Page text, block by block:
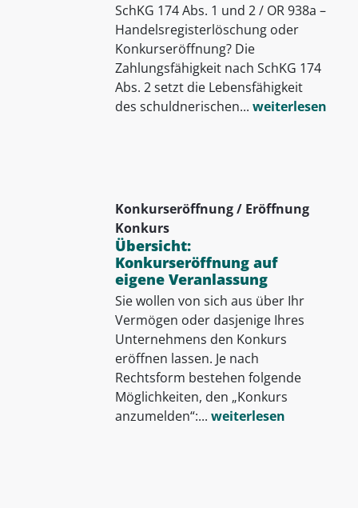
SchKG 174 Abs. 1 und 2 / OR 938a –
Handelsregisterlöschung oder
Konkurseröffnung? Die
Zahlungsfähigkeit nach SchKG 174
Abs. 2 setzt die Lebensfähigkeit
des schuldnerischen... weiterlesen
Konkurseröffnung / Eröffnung
Konkurs
Übersicht:
Konkurseröffnung auf
eigene Veranlassung
Sie wollen von sich aus über Ihr
Vermögen oder dasjenige Ihres
Unternehmens den Konkurs
eröffnen lassen. Je nach
Rechtsform bestehen folgende
Möglichkeiten, den „Konkurs
anzumelden“:... weiterlesen